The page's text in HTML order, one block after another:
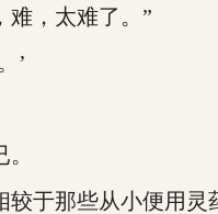
，太难了。”
’
那些从小便用灵